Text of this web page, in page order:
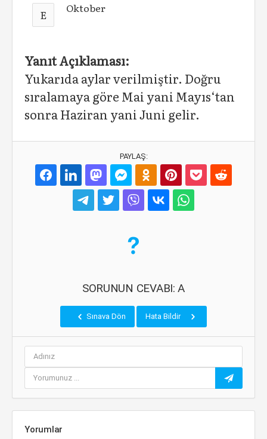
E Oktober
Yanıt Açıklaması:
Yukarıda aylar verilmiştir. Doğru
sıralamaya göre Mai yani Mayıs‘tan
sonra Haziran yani Juni gelir.
PAYLAŞ:
SORUNUN CEVABI: A
Sınava Dön Hata Bildir
Yorumlar